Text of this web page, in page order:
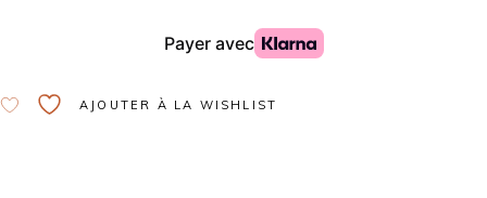
AJOUTER À LA WISHLIST